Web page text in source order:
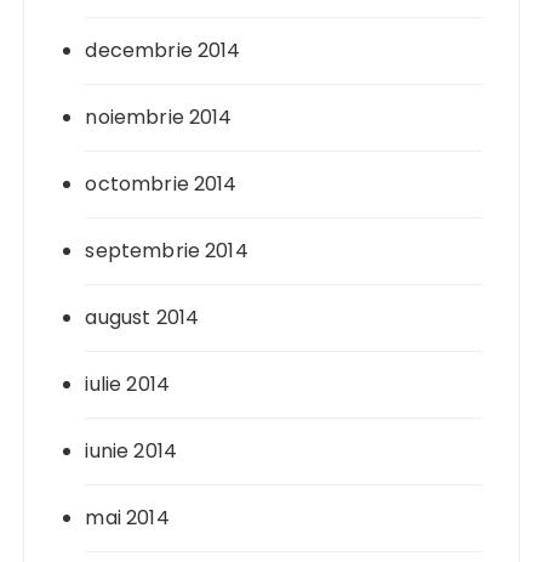
decembrie 2014
noiembrie 2014
octombrie 2014
septembrie 2014
august 2014
iulie 2014
iunie 2014
mai 2014